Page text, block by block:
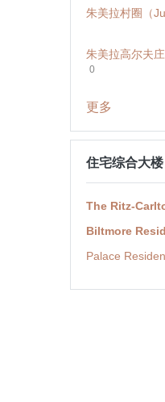
朱美拉村圈（
朱美拉高尔夫
0
更多
住宅综合大楼
The Ritz-
Biltmore
Palace